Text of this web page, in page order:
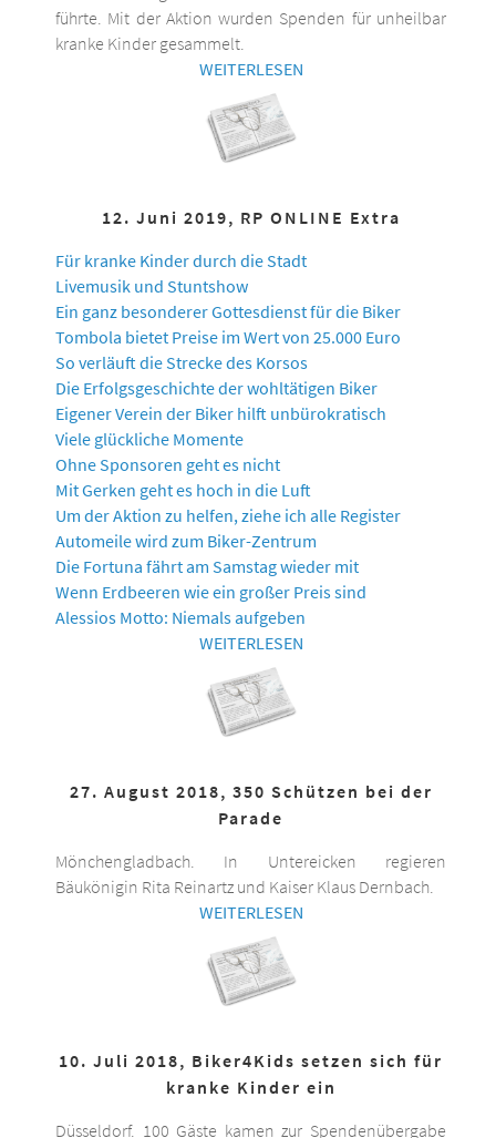
führte. Mit der Aktion wurden Spenden für unheilbar
kranke Kinder gesammelt.
WEITERLESEN
12. Juni 2019, RP ONLINE Extra
Für kranke Kinder durch die Stadt
Livemusik und Stuntshow
Ein ganz besonderer Gottesdienst für die Biker
Tombola bietet Preise im Wert von 25.000 Euro
So verläuft die Strecke des Korsos
Die Erfolgsgeschichte der wohltätigen Biker
Eigener Verein der Biker hilft unbürokratisch
Viele glückliche Momente
Ohne Sponsoren geht es nicht
Mit Gerken geht es hoch in die Luft
Um der Aktion zu helfen, ziehe ich alle Register
Automeile wird zum Biker-Zentrum
Die Fortuna fährt am Samstag wieder mit
Wenn Erdbeeren wie ein großer Preis sind
Alessios Motto: Niemals aufgeben
WEITERLESEN
27. August 2018, 350 Schützen bei der
Parade
Mönchengladbach. In Untereicken regieren
Bäukönigin Rita Reinartz und Kaiser Klaus Dernbach.
WEITERLESEN
10. Juli 2018, Biker4Kids setzen sich für
kranke Kinder ein
Düsseldorf. 100 Gäste kamen zur Spendenübergabe